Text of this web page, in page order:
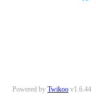
Powered by Twikoo v1.6.44